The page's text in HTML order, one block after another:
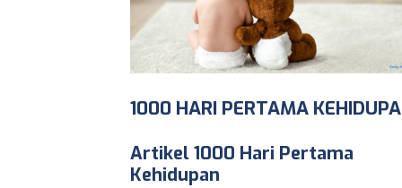
1000 HARI PERTAMA
Artikel 1000 Hari Pertama
Kehidupan